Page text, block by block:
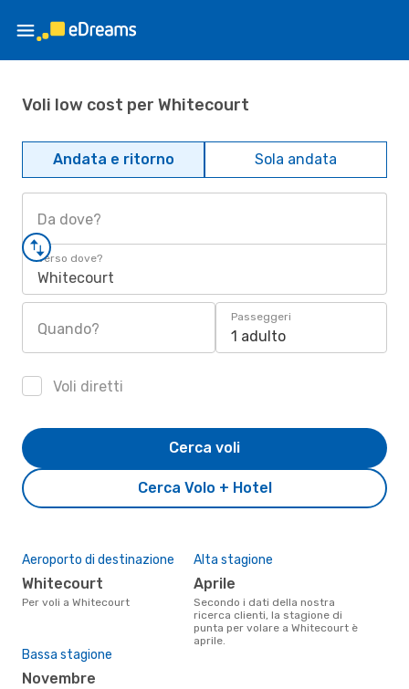
Voli low cost per Whitecourt
Andata e ritorno Sola andata
Da dove?
Verso dove?
Whitecourt
Quando?
Passeggeri
1 adulto
Voli diretti
Cerca Volo + Hotel
Cerca voli
Aeroporto di destinazione
Whitecourt
Per voli a Whitecourt
Alta stagione
aprile
Secondo i dati della nostra
ricerca clienti, la stagione di
punta per volare a Whitecourt è
aprile.
Bassa stagione
novembre